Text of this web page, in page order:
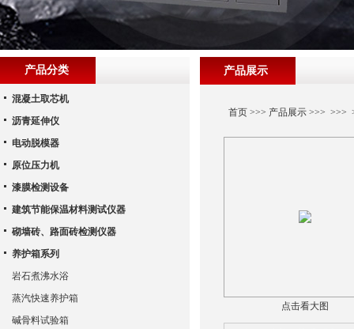
产品展示
首页>>> 产品展示>>> >>>
点击看大图
产品分类
混凝土取芯机
沥青延伸仪
电动脱模器
原位压力机
漆膜检测设备
建筑节能保温材料测试仪器
砌墙砖、路面砖检测仪器
养护箱系列
岩石煮沸水浴
蒸汽快速养护箱
碱骨料试验箱